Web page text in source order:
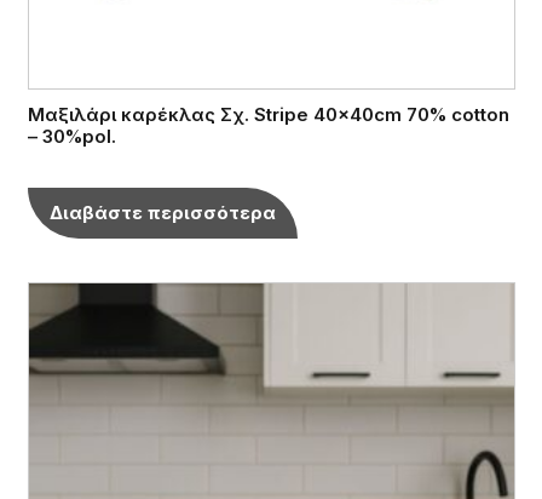
Μαξιλάρι καρέκλας Σχ. Stripe 40x40cm 70% cotton
– 30%pol.
Διαβάστε περισσότερα